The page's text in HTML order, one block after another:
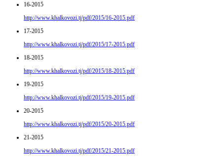
16-2015
http://www.khalkovozi.tj/pdf/2015/16-2015.pdf
17-2015
http://www.khalkovozi.tj/pdf/2015/17-2015.pdf
18-2015
http://www.khalkovozi.tj/pdf/2015/18-2015.pdf
19-2015
http://www.khalkovozi.tj/pdf/2015/19-2015.pdf
20-2015
http://www.khalkovozi.tj/pdf/2015/20-2015.pdf
21-2015
http://www.khalkovozi.tj/pdf/2015/21-2015.pdf